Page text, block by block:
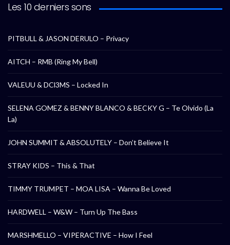
Les 10 derniers sons
PITBULL & JASON DERULO – Privacy
AITCH – RMB (Ring My Bell)
VALEUU & DCl3MS – Locked In
SELENA GOMEZ & BENNY BLANCO & BECKY G – Te Olvido (La
La)
JOHN SUMMIT & ABSOLUTELY – Don’t Believe It
STRAY KIDS – This & That
TIMMY TRUMPET – MOA LISA – Wanna Be Loved
HARDWELL – W&W – Turn Up The Bass
MARSHMELLO – VIPERACTIVE – How I Feel